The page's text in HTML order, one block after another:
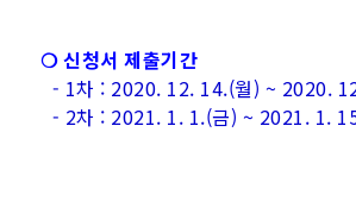
❍ 신청서 제출기간
- 1차 : 2020. 12. 14.(월) ~ 2020.
- 2차 : 2021. 1. 1.(금) ~ 2021. 1.